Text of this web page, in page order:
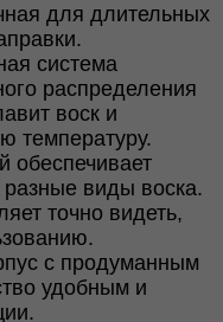
для длительных
система
распределения
воск и
температуру.
обеспечивает
виды воска.
точно видеть,
с продуманным
удобным и